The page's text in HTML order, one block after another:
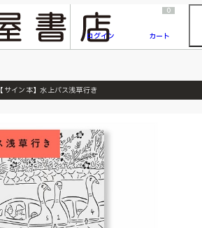
『ONE PIECE magazine 021 ONE PIECEカード付き同梱版』発売延期のご案内
ログイン
0
カート
【サイン本】水上バス浅草行き